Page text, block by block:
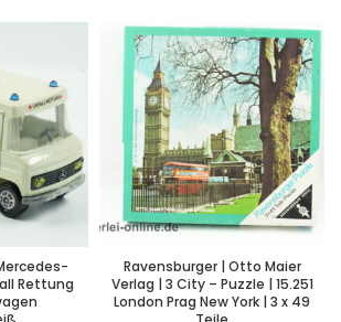
Rettung
Ravensburger | Otto Maier
Verlag | 3 City – Puzzle | 15.251
London Prag New York | 3 x 49